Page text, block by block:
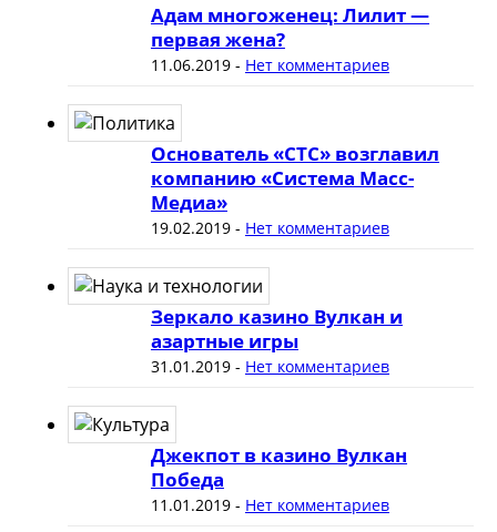
Адам многоженец: Лилит —
первая жена?
11.06.2019- Нет комментариев
Основатель «СТС» возглавил
компанию «Система Масс-
Медиа»
19.02.2019- Нет комментариев
Зеркало казино Вулкан и
азартные игры
31.01.2019- Нет комментариев
Джекпот в казино Вулкан
Победа
11.01.2019- Нет комментариев